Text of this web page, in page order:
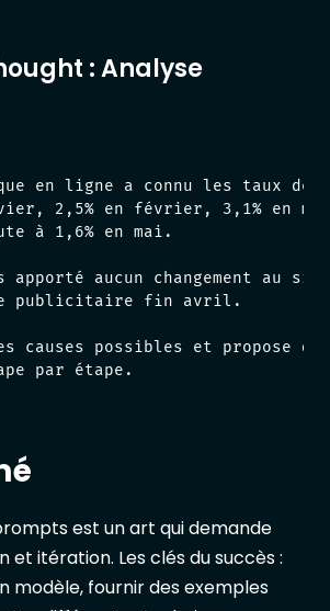
: Analyse
en ligne a connu les taux de
2,5% en février, 3,1% en
à 1,6% en mai.
apporté aucun changement au
publicitaire fin avril.
causes possibles et propose
par étape.
est un art qui demande
et itération. Les clés du succès :
modèle, fournir des exemples